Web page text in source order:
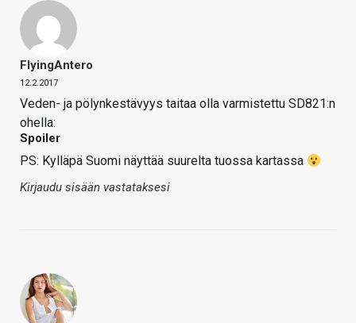
FlyingAntero
12.2.2017
Veden- ja pölynkestävyys taitaa olla varmistettu SD821:n
ohella:
Spoiler
PS: Kylläpä Suomi näyttää suurelta tuossa kartassa
Kirjaudu sisään vastataksesi